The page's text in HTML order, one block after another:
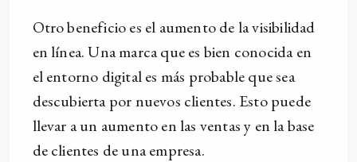
Otro beneficio es el aumento de la visibilidad
en línea. Una marca que es bien conocida en
el entorno digital es más probable que sea
descubierta por nuevos clientes. Esto puede
llevar a un aumento en las ventas y en la base
de clientes de una empresa.